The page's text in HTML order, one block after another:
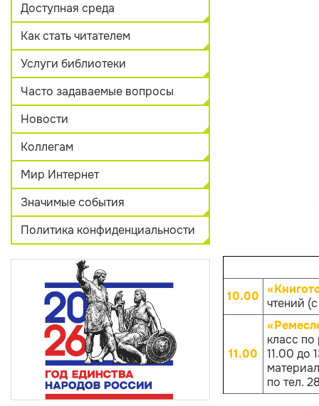
Доступная среда
Как стать читателем
Услуги библиотеки
Часто задаваемые вопросы
Новости
Коллегам
Мир Интернет
Значимые события
Политика конфиденциальности
10.00 чтений
11.00
класс
11.00 до
по тел.